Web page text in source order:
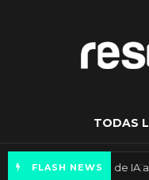
TODAS
FLASH NEWS